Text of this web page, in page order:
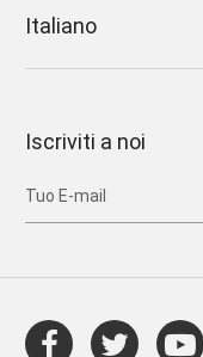
Italiano
Iscriviti a noi